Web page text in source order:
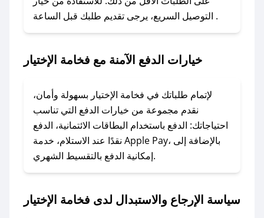
### كيفية استخدام كود خصم فخامة الإختيار؟
1. انسخ كود الخصم من تطبيق صحصح.
2. الصقه في خانة الدفع عند التسوق من فخامة
لا تقلق! يمكنك التواصل مع فريق دعم صحصح عبر
الرسائل الخاصة على تويتر أو البريد الإلكتروني،
وسنقوم بحل المشكلة في أسرع وقت ممكن.
### ماذا أفعل إذا لم أجد كود خصم لمتجري
المفضل؟
مراسلتنا مباشرة وسنعمل على توفير الكوبونات في
التوصيل السريع، يرجى تقديم طلبك قبل الساعة .
خيارات الدفع الآمنة مع فخامة الإختيار
لإتمام طلباتك في فخامة الإختيار بسهولة وأمان،
نقدم مجموعة من خيارات الدفع التي تناسب
احتياجاتك: الدفع باستخدام البطاقات الائتمانية، الدفع
نقدًا عند الاستلام، خدمة Apple Pay، بالإضافة إلى
إمكانية الدفع بالتقسيط الشهري.
سياسة الإرجاع والاستبدال لدى فخامة الإختيار